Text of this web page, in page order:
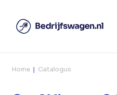
Home Catalogus